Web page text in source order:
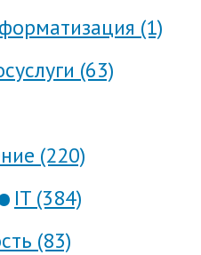
(1)
(63)
(220)
IT (384)
(83)